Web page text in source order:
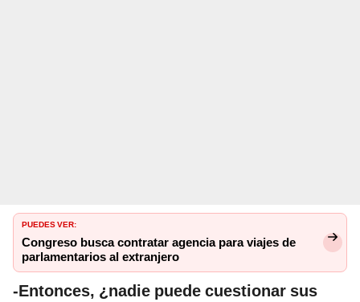
PUEDES VER:
Congreso busca contratar agencia para viajes de
parlamentarios al extranjero
-Entonces, ¿nadie puede cuestionar sus